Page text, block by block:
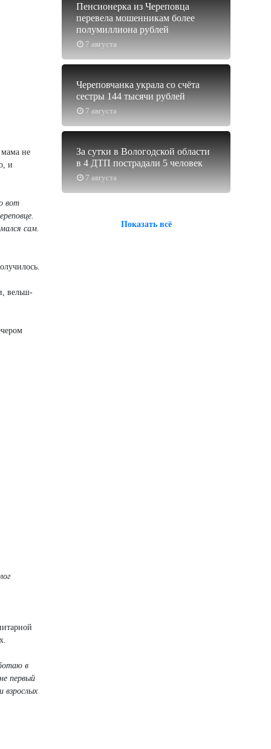
мама не
и
вот
сам.
вельш-
в
первый
взрослых
7 августа
Пенсионерка из Череповца
перевела мошенникам более
полумиллиона рублей
7 августа
Череповчанка украла со счёта
сестры 144 тысячи рублей
7 августа
За сутки в Вологодской области
в 4 ДТП пострадали 5 человек
Показать всё